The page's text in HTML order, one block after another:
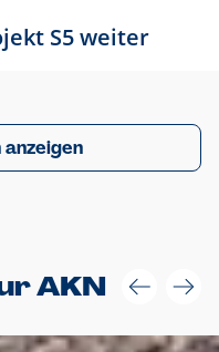
S5 weiter
AKN